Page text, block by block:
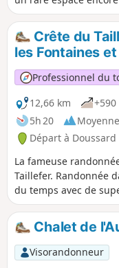
du lac d'Annecy. La
Bout du Lac vous
découverte d'un
protégé. Cet espace
par deux cours d’eau,
qui alimentent le lac
Crête du
les Fontaines
Professionnel du
12,66 km
+590
5h 20
Moyenne
Départ à Doussard
La fameuse
Taillefer. Randonnée
du temps avec de
sur le lac, les
l'oratoire mais pas
particulier. Quelques
glissants par temps de
Chalet de
Visorandonneur